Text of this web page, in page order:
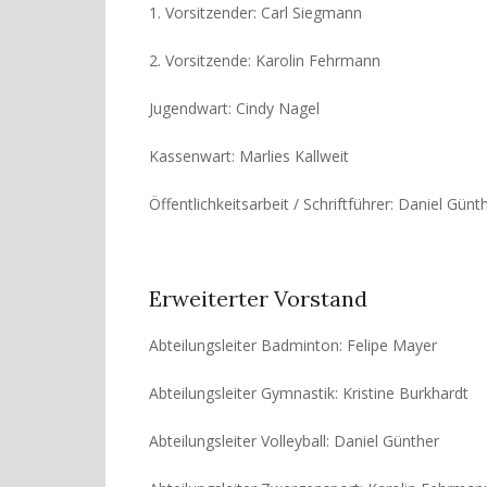
1. Vorsitzender: Carl Siegmann
2. Vorsitzende: Karolin Fehrmann
Jugendwart: Cindy Nagel
Kassenwart: Marlies Kallweit
Öffentlichkeitsarbeit / Schriftführer: Daniel
Erweiterter Vorstand
Abteilungsleiter Badminton: Felipe Mayer
Abteilungsleiter Gymnastik: Kristine Burkhardt
Abteilungsleiter Volleyball: Daniel Günther